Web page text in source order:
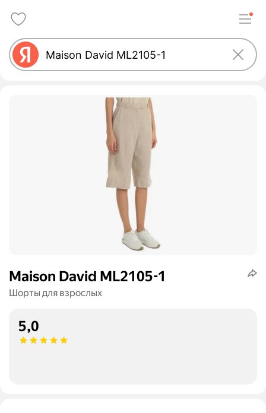
Maison David ML2105-1
Шорты для взрослых
5,0